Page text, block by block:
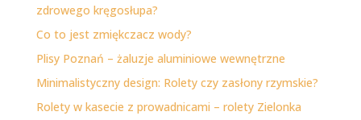
zdrowego kręgosłupa?
Co to jest zmiękczacz wody?
Plisy Poznań – żaluzje aluminiowe wewnętrzne
Minimalistyczny design: Rolety czy zasłony rzymskie?
Rolety w kasecie z prowadnicami – rolety Zielonka